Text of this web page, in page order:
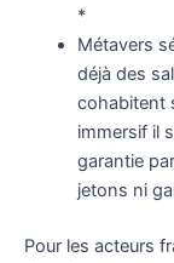
*
Métavers
déjà des
cohabitent
immersif il
garantie
jetons ni
Pour les acteurs